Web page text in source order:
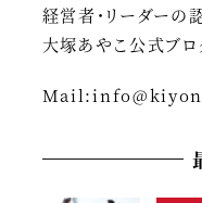
経営者・リーダーの
大塚あやこ公式ブロ
Mail: